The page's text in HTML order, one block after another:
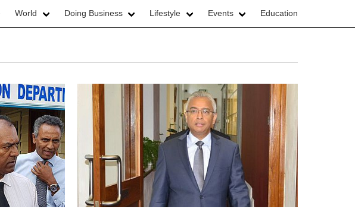
World Doing Business Lifestyle Events Education